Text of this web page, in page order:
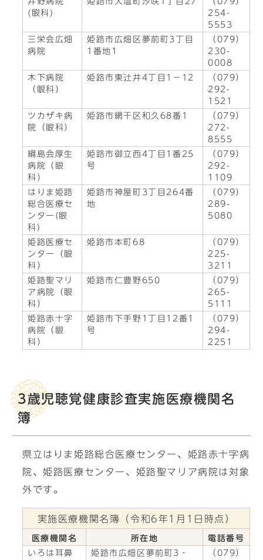
(眼科)
254-
5553
三栄会広畑
病院
姫路市広畑区夢前町3丁目
1番地1
（079）
230-
0008
木下病院
（眼科）
姫路市東辻井4丁目1－12
（079）
292-
1521
ツカザキ病
院（眼科）
姫路市網干区和久68番1
（079）
272-
8555
綱島会厚生
病院（眼
科）
姫路市御立西4丁目1番25
号
（079）
292-
1109
はりま姫路
総合医療セ
ンター(眼
科)
姫路市神屋町3丁目264番
地
（079）
289-
5080
姫路医療セ
ンター（眼
科）
姫路市本町68
（079）
225-
3211
姫路聖マリ
ア病院（眼
科）
姫路市仁豊野650
（079）
265-
5111
姫路赤十字
病院（眼
科）
姫路市下手野1丁目12番1
号
（079）
294-
2251
3歳児聴覚健康診査実施医療機関名
簿
県立はりま姫路総合医療センター、姫路赤十字病
院、姫路医療センター、姫路聖マリア病院は対象
外です。
実施医療機関名簿（令和6年1月1日時点）
医療機関名 所在地
電話番号
いろは耳鼻
姫路市広畑区夢前町3‐
（079）